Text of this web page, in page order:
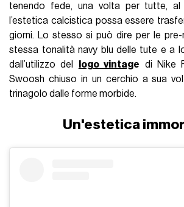
tenendo fede, una volta per tutte,
l’estetica calcistica possa essere
giorni. Lo stesso si può dire per le pre-
stessa tonalità navy blu delle tute e a
dall’utilizzo del
logo vintage di Nike
Swoosh chiuso in un cerchio a sua
trinagolo dalle forme morbide.
Un'estetica